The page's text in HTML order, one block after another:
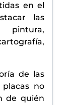
en el
las
pintura,
de las
no
de quién